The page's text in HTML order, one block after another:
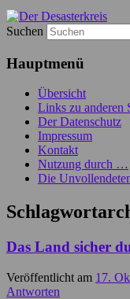
Suchen
Hauptmenü
Übersicht
Links zu anderen
Der Datenschutz
Impressum
Kontakt
Nutzung durch …
Die
Das Land sicher
Veröffentlicht am 17.
Antworten